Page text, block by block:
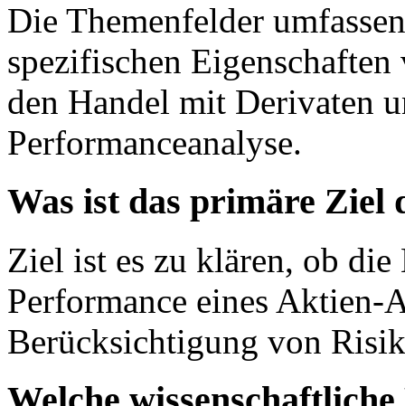
Die Themenfelder
spezifischen
den Handel mit Derivaten
Performanceanalyse.
Was ist das primäre Ziel
Ziel ist es zu klären, ob
Performance eines
Berücksichtigung von